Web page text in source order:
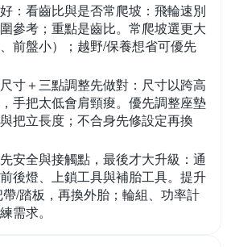
：看齒比與是否常爬坡： 飛輪速別
圍參考；重點是齒比。常爬坡選更大
前盤小）；越野/保養想省可優先
寸＋三點調整先做對： 尺寸以跨高
手把太低會肩頸痠。優先調整座墊
把立長度；不合身先修設定再換
安全與接觸點，最後才大升級： 通
後燈、上鎖工具與補胎工具。提升
/踏板，再換外胎；輪組、功率計
需求。